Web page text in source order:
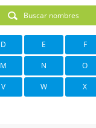
Buscar nombres
D E F
M N O
V W X